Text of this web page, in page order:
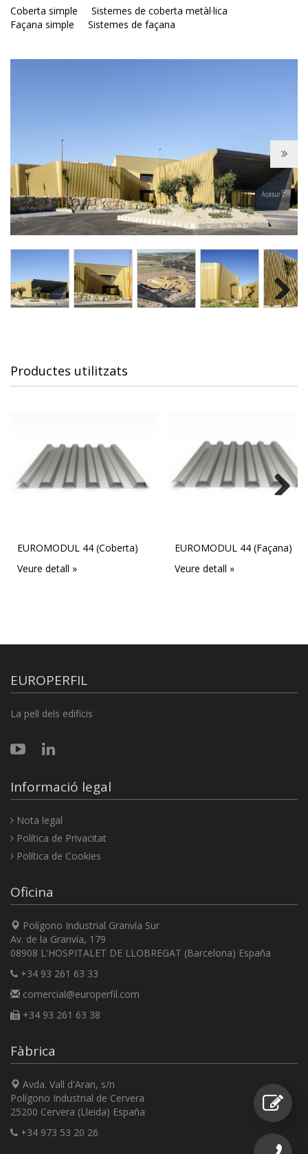
Coberta simple
Sistemes de coberta metàl·lica
Façana simple
Sistemes de façana
Next
Productes utilitzats
EUROMODUL 44 (Coberta)
Veure detall »
EUROMODUL 44 (Façana)
Veure detall »
EUROPERFIL
La pell dels edificis
Informació legal
Nota legal
Política de Privacitat
Política de Cookies
Oficina
Polígono Industrial Granvía Sur
Av. de la Granvía, 179
08908 L'HOSPITALET DE LLOBREGAT (Barcelona) España
+34 93 261 63 33
comercial@europerfil.com
+34 93 261 63 38
Fàbrica
Avda. Vall d'Aran, s/n
Polígono Industrial de Cervera
25200 Cervera (Lleida) España
+34 973 53 20 26